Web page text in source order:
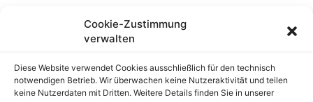
Cookie-Zustimmung
verwalten
Diese Website verwendet Cookies ausschließlich für den technisch
notwendigen Betrieb. Wir überwachen keine Nutzeraktivität und teilen
keine Nutzerdaten mit Dritten. Weitere Details finden Sie in unserer